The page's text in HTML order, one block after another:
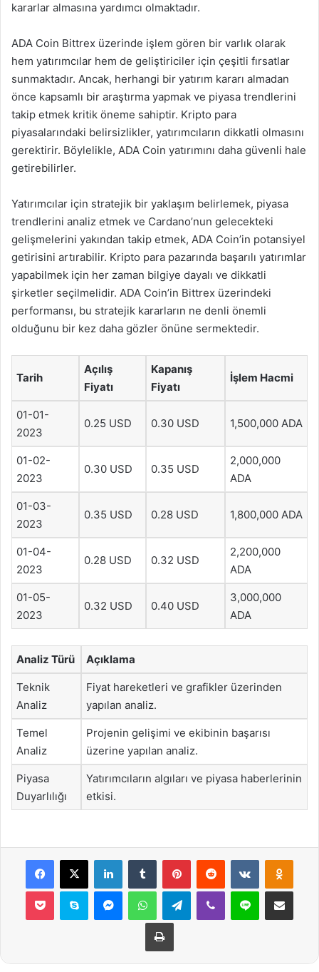
kararlar almasına yardımcı olmaktadır.
ADA Coin Bittrex üzerinde işlem gören bir varlık olarak
hem yatırımcılar hem de geliştiriciler için çeşitli fırsatlar
sunmaktadır. Ancak, herhangi bir yatırım kararı almadan
önce kapsamlı bir araştırma yapmak ve piyasa trendlerini
takip etmek kritik öneme sahiptir. Kripto para
piyasalarındaki belirsizlikler, yatırımcıların dikkatli olmasını
gerektirir. Böylelikle, ADA Coin yatırımını daha güvenli hale
getirebilirler.
Yatırımcılar için stratejik bir yaklaşım belirlemek, piyasa
trendlerini analiz etmek ve Cardano’nun gelecekteki
gelişmelerini yakından takip etmek, ADA Coin’in potansiyel
getirisini artırabilir. Kripto para pazarında başarılı yatırımlar
yapabilmek için her zaman bilgiye dayalı ve dikkatli
şirketler seçilmelidir. ADA Coin’in Bittrex üzerindeki
performansı, bu stratejik kararların ne denli önemli
olduğunu bir kez daha gözler önüne sermektedir.
Tarih
Açılış
Fiyatı
Kapanış
Fiyatı
İşlem Hacmi
01-01-
2023
0.25 USD 0.30 USD 1,500,000 ADA
01-02-
2023
0.30 USD 0.35 USD
2,000,000
ADA
01-03-
2023
0.35 USD 0.28 USD 1,800,000 ADA
01-04-
2023
0.28 USD 0.32 USD
2,200,000
ADA
01-05-
2023
0.32 USD 0.40 USD
3,000,000
ADA
Analiz Türü Açıklama
Teknik
Analiz
Fiyat hareketleri ve grafikler üzerinden
yapılan analiz.
Temel
Analiz
Projenin gelişimi ve ekibinin başarısı
üzerine yapılan analiz.
Piyasa
Duyarlılığı
Yatırımcıların algıları ve piyasa haberlerinin
etkisi.
Facebook
X LinkedInTumblr PinterestReddit VKontakte
Pocket Skype MessengerWhatsAppTelegramViber Line E-Posta ile
Yazdır